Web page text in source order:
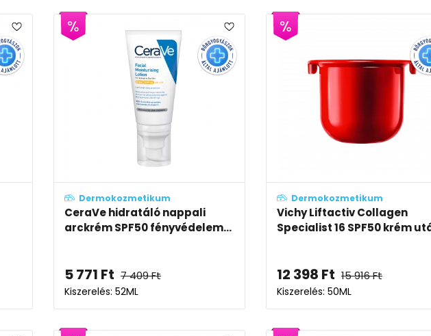
Dermokozmetikum
CeraVe hidratáló nappali
arckrém SPF50 fényvédelem...
5 771 Ft 7 409Ft
Kiszerelés: 52ML
Dermokozmetikum
Vichy Liftactiv Collagen
Specialist 16 SPF50 krém
12 398 Ft 15 916Ft
Kiszerelés: 50ML